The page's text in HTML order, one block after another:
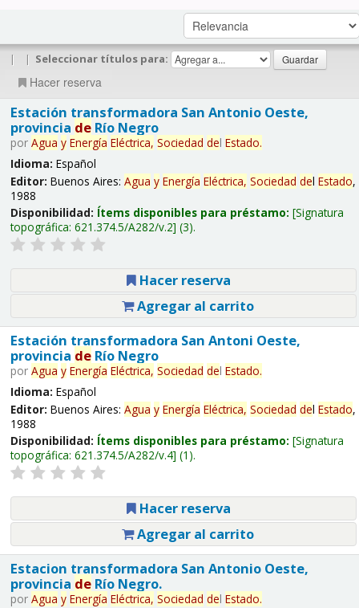
| | Seleccionar títulos para:
Hacer reserva
Estación transformadora San Antonio Oeste,
provincia deRío Negro
por Agua y Energía Eléctrica, Sociedad del Estado.
Idioma: Español
Editor: Buenos Aires: Agua y Energía Eléctrica, Sociedad del Estado,
1988
Disponibilidad: Ítems disponibles para préstamo: Signatura
topográfica: 621.374.5/A282/v.2 (3).
Hacer reserva
Agregar al carrito
Estación transformadora San Antoni Oeste,
provincia deRío Negro
por Agua y Energía Eléctrica, Sociedad del Estado.
Idioma: Español
Editor: Buenos Aires: Agua y Energía Eléctrica, Sociedad del Estado,
1988
Disponibilidad: Ítems disponibles para préstamo: Signatura
topográfica: 621.374.5/A282/v.4 (1).
Hacer reserva
Agregar al carrito
Estacion transformadora San Antonio Oeste,
provincia deRío Negro.
por Agua y Energía Eléctrica, Sociedad del Estado.